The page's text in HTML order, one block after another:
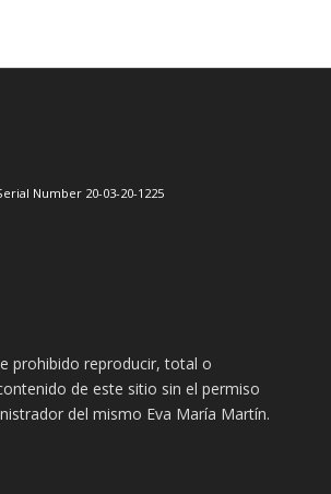
Number 20-03-20-1225
prohibido reproducir, total o
de este sitio sin el permiso
del mismo Eva María Martín.